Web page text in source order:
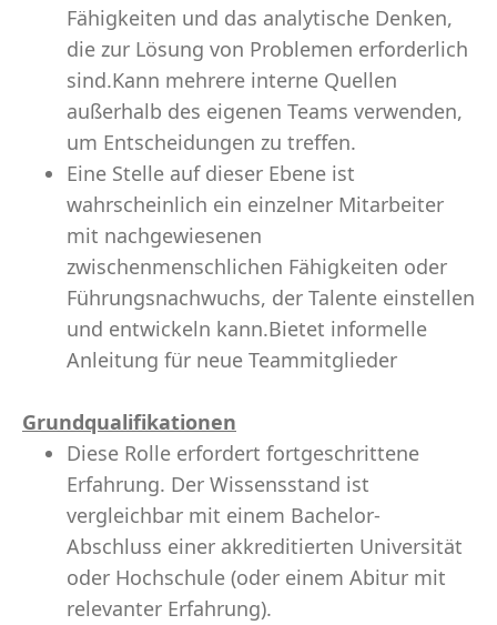
Fähigkeiten und das analytische Denken,
die zur Lösung von Problemen erforderlich
sind.Kann mehrere interne Quellen
außerhalb des eigenen Teams verwenden,
um Entscheidungen zu treffen.
Eine Stelle auf dieser Ebene ist
wahrscheinlich ein einzelner Mitarbeiter
mit nachgewiesenen
zwischenmenschlichen Fähigkeiten oder
Führungsnachwuchs, der Talente einstellen
und entwickeln kann.Bietet informelle
Anleitung für neue Teammitglieder
Grundqualifikationen
Diese Rolle erfordert fortgeschrittene
Erfahrung. Der Wissensstand ist
vergleichbar mit einem Bachelor-
Abschluss einer akkreditierten Universität
oder Hochschule (oder einem Abitur mit
relevanter Erfahrung).